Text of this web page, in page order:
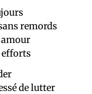
remords
amour
efforts
de lutter